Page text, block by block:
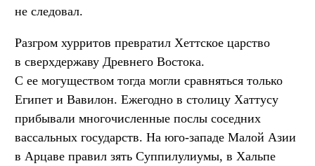
не следовал.
Разгром хурритов превратил Хеттское царство
в сверхдержаву Древнего Востока.
С ее могуществом тогда могли сравняться только
Египет и Вавилон. Ежегодно в столицу Хаттусу
прибывали многочисленные послы соседних
вассальных государств. На юго-западе Малой Азии
в Арцаве правил зять Суппилулиумы, в Хальпе